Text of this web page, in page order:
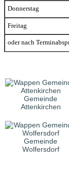
Donnerstag
Freitag
oder nach
Gemeinde
Attenkirchen
Gemeinde
Wolfersdorf